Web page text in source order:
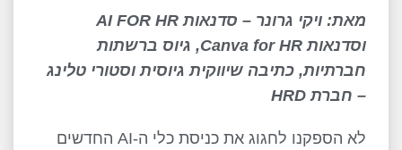
מאת:
ויקי גרונר – סדנאות AI FOR HR
וסדנאות Canva for HR, גיוס ברשתות
חברתיות, כתיבה שיווקית גיוסית וסטורי טלינג
– חברת HRD
לא הספקנו לחגוג את כניסת כלי ה-AI החדשים